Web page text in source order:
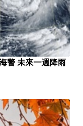
警 未來一週降雨